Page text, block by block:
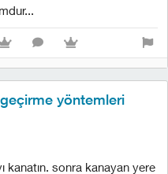
geçirme yöntemleri
kanatın. sonra kanayan yere